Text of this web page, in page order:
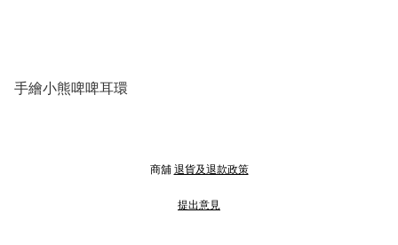
手繪小熊啤啤耳環
商舖 退貨及退款政策
提出意見